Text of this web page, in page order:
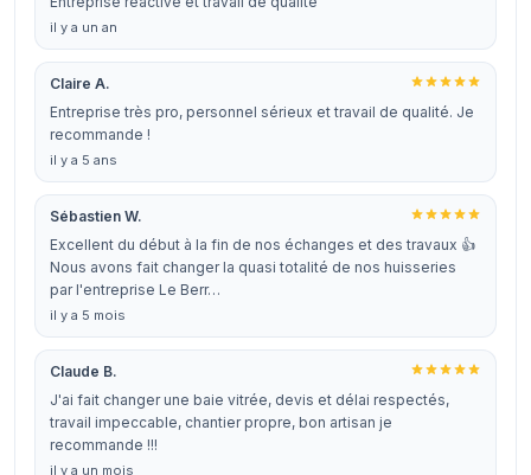
il y a un an
Claire A.
Entreprise très pro, personnel sérieux et travail de qualité. Je
recommande !
il y a 5 ans
Sébastien W.
Excellent du début à la fin de nos échanges et des travaux 👍
Nous avons fait changer la quasi totalité de nos huisseries
par l'entreprise Le Berr…
il y a 5 mois
Claude B.
J'ai fait changer une baie vitrée, devis et délai respectés,
travail impeccable, chantier propre, bon artisan je
recommande !!!
il y a un mois